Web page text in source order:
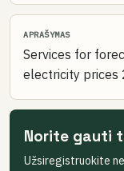
APRAŠYMAS
Services for
electricity prices
Norite gauti
Užsiregistruokite